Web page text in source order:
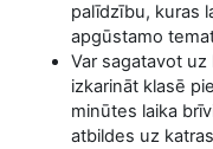
palīdzību, kuras
apgūstamo
Var sagatavot
izkarināt klasē
minūtes laika
atbildes uz